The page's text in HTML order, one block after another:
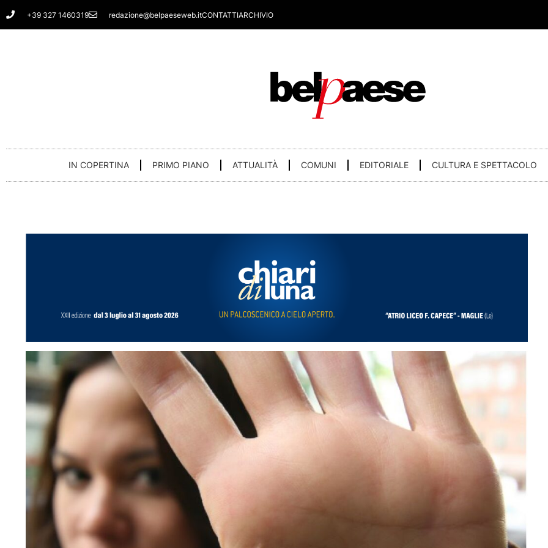
Vai
al
+39 327 1460319 redazione@belpaeseweb.itCONTATTIARCHIVIO
IN COPERTINA PRIMO PIANO ATTUALITÀ COMUNI EDITORIALE CULTURA E SPETTACOLO